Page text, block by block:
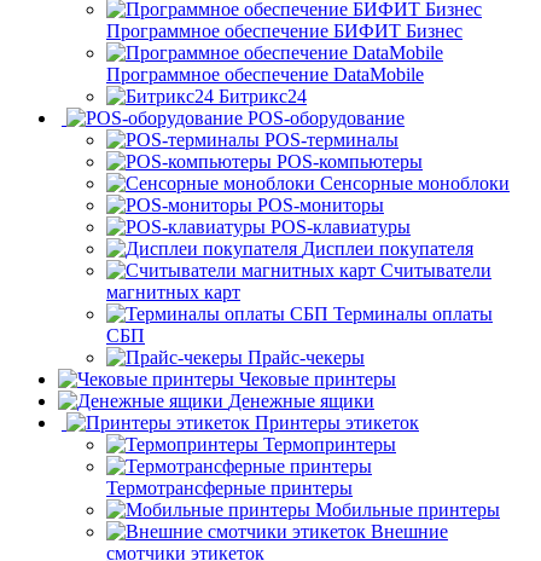
Программное обеспечение БИФИТ Бизнес
Программное обеспечение DataMobile
Битрикс24
POS-оборудование
POS-терминалы
POS-компьютеры
Сенсорные моноблоки
POS-мониторы
POS-клавиатуры
Дисплеи покупателя
Считыватели
магнитных карт
Терминалы оплаты
СБП
Прайс-чекеры
Чековые принтеры
Денежные ящики
Принтеры этикеток
Термопринтеры
Термотрансферные принтеры
Мобильные принтеры
Внешние
смотчики этикеток